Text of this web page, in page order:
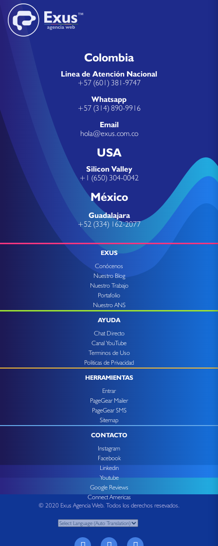
Colombia
Linea de Atención Nacional
+57 (601) 381-9747
Whatsapp
+57 (314) 890-9916
Email
hola@exus.com.co
USA
Silicon Valley
+1 (650) 304-0042
México
Guadalajara
+52 (334) 162-2077
EXUS
Conócenos
Nuestro Blog
Nuestro Trabajo
Portafolio
Nuestro ANS
AYUDA
Chat Directo
Canal YouTube
Terminos de Uso
Politicas de Privacidad
HERRAMIENTAS
Entrar
PageGear Mailer
PageGear SMS
Sitemap
CONTACTO
Instagram
Facebook
Linkedin
Youtube
Google Reviews
Connect Americas
© 2020 Exus Agencia Web. Todos los derechos resevados.